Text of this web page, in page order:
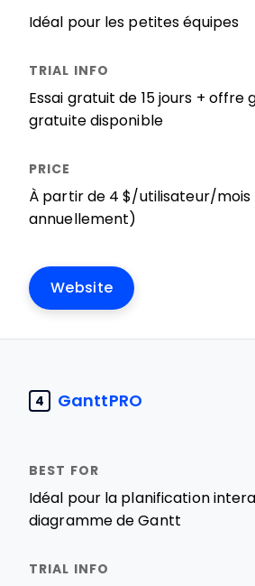
Idéal pour les petites équipes
Essai gratuit de 15 jours + offre
gratuite disponible
À partir de 4 $/utilisateur/
annuellement)
Website
4 GanttPRO
Idéal pour la planification
diagramme de Gantt